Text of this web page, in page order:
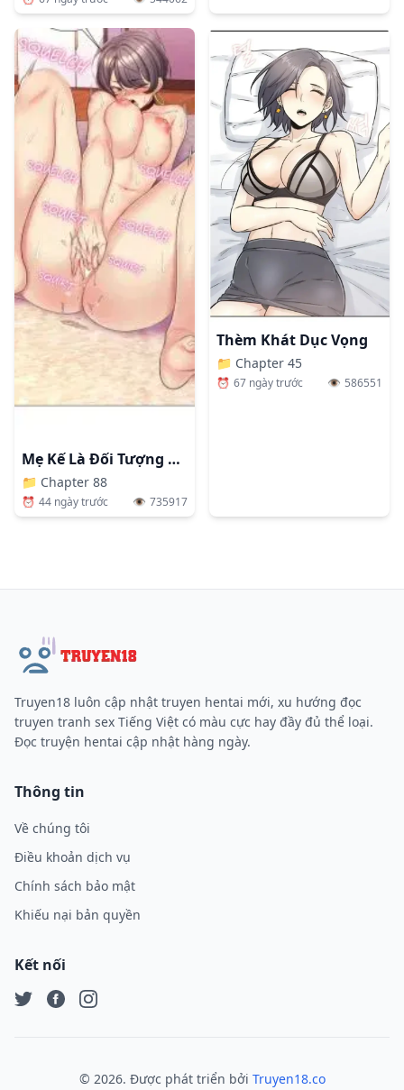
Mẹ Kế Là Đối Tượng Làm Tình Của Tôi
📁 Chapter 88
⏰ 44 ngày trước 👁️ 735917
Thèm Khát Dục Vọng
📁 Chapter 45
⏰ 67 ngày trước 👁️ 586551
Truyen18 luôn cập nhật truyen hentai mới, xu hướng đọc
truyen tranh sex Tiếng Việt có màu cực hay đầy đủ thể loại.
Đọc truyện hentai cập nhật hàng ngày.
Thông tin
Về chúng tôi
Điều khoản dịch vụ
Chính sách bảo mật
Khiếu nại bản quyền
Kết nối
© 2026. Được phát triển bởi Truyen18.co